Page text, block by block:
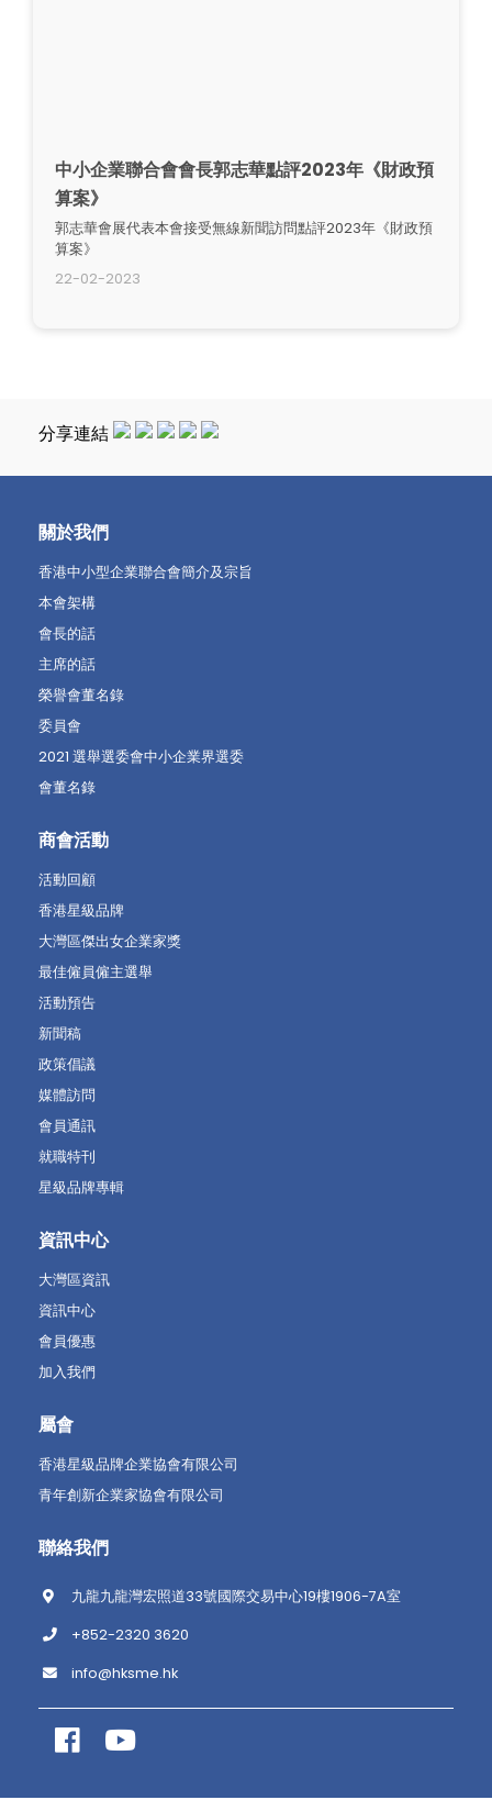
中小企業聯合會會長郭志華點評2023年《財政預
算案》
郭志華會展代表本會接受無線新聞訪問點評2023年《財政預
算案》
22-02-2023
分享連結
關於我們
香港中小型企業聯合會簡介及宗旨
本會架構
會長的話
主席的話
榮譽會董名錄
委員會
2021 選舉選委會中小企業界選委
會董名錄
商會活動
活動回顧
香港星級品牌
大灣區傑出女企業家獎
最佳僱員僱主選舉
活動預告
新聞稿
政策倡議
媒體訪問
會員通訊
就職特刊
星級品牌專輯
資訊中心
大灣區資訊
資訊中心
會員優惠
加入我們
屬會
香港星級品牌企業協會有限公司
青年創新企業家協會有限公司
聯絡我們
九龍九龍灣宏照道33號國際交易中心19樓1906-7A室
+852-2320 3620
info@hksme.hk